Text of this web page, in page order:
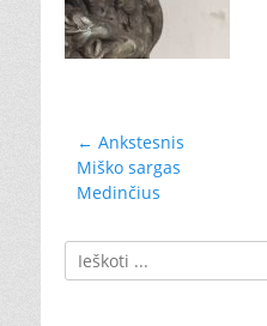
Navigacija
tarp
įrašų
← Ankstesnis
Ankstesnis
įrašas:
Miško sargas
Medinčius
Ieškoti: